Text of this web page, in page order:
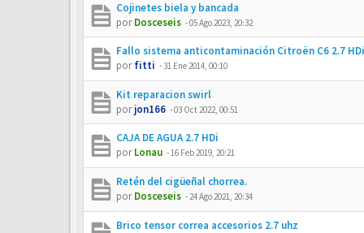
Cojinetes biela y bancada
porDosceseis -05 Ago 2023, 20:32
Fallo sistema anticontaminación Citroën C6 2.7
porfitti -31 Ene 2014, 00:10
Kit reparacion swirl
porjon166 -03 Oct 2022, 00:51
CAJA DE AGUA 2.7 HDi
porLonau -16 Feb 2019, 20:21
Retén del cigüeñal chorrea.
porDosceseis -24 Ago 2021, 20:34
Brico tensor correa accesorios 2.7 uhz